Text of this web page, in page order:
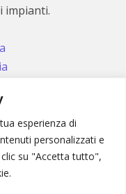
esperienza di
personalizzati e
su "Accetta tutto",
impianti.